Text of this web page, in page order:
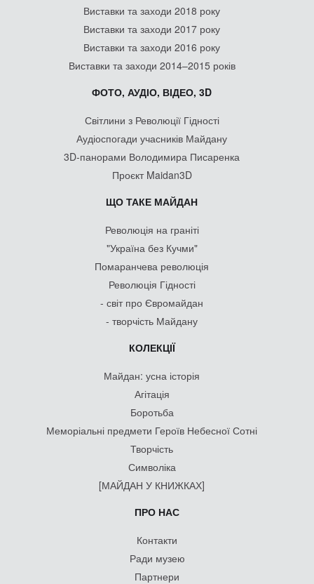
Виставки та заходи 2018 року
Виставки та заходи 2017 року
Виставки та заходи 2016 року
Виставки та заходи 2014–2015 років
ФОТО, АУДІО, ВІДЕО, 3D
Світлини з Революції Гідності
Аудіоспогади учасників Майдану
3D-панорами Володимира Писаренка
Проєкт Maidan3D
ЩО ТАКЕ МАЙДАН
Революція на граніті
"Україна без Кучми"
Помаранчева революція
Революція Гідності
- світ про Євромайдан
- творчість Майдану
КОЛЕКЦІЇ
Майдан: усна історія
Агітація
Боротьба
Меморіальні предмети Героїв Небесної Сотні
Творчість
Символіка
[МАЙДАН У КНИЖКАХ]
ПРО НАС
Контакти
Ради музею
Партнери